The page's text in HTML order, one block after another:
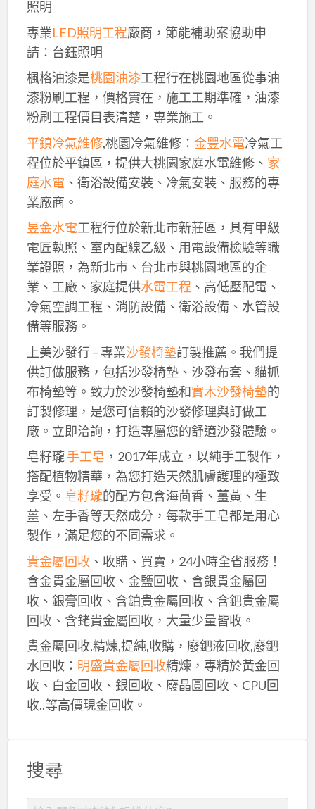
照明
專業LED照明工程廠商，節能補助案協助申
請：台鈺照明
楓格油漆是桃園油漆工程行在桃園地區從事油
漆粉刷工程，價格實在，施工工期準確，油漆
粉刷工程價目表清楚，專業施工。
平鎮冷氣維修,桃園冷氣維修： 金豐水電冷氣工
程位於平鎮區，提供大桃園家庭水電維修、 家
庭水電、衛浴設備安裝、冷氣安裝、服務的專
業廠商。
昱金水電工程行位於新北市新莊區，具有甲級
電匠執照、室內配線乙級、用電設備檢驗等職
業證照，為新北市、台北市與桃園地區的企
業、工廠、家庭提供水電工程 、高低壓配電、
冷氣空調工程、消防設備、衛浴設備、水管設
備等服務。
上美沙發行 – 專業沙發椅墊訂製推薦。我們提
供訂做服務，包括沙發椅墊、沙發布套、貓抓
布椅墊等。致力於沙發椅墊和實木沙發椅墊的
訂製修理，是您可信賴的沙發修理與訂做工
廠。立即洽詢，打造專屬您的舒適沙發體驗。
皂籽瓏手工皂 ，2017年成立，以純手工製作，
搭配植物精華，為您打造天然肌膚護理的極致
享受。 皂籽瓏的配方包含海茴香、薑黃、生
薑、左手香等天然成分，每款手工皂都是用心
製作，滿足您的不同需求。
貴金屬回收、收購、買賣，24小時全省服務！
含金貴金屬回收、金鹽回收、含銀貴金屬回
收、銀膏回收、含鉑貴金屬回收、含鈀貴金屬
回收、含銠貴金屬回收，大量少量皆收。
貴金屬回收,精煉,提純,收購，廢鈀液回收,廢鈀
水回收： 明盛貴金屬回收精煉，專精於黃金回
收、白金回收、銀回收、廢晶圓回收、CPU回
收..等高價現金回收。
搜尋